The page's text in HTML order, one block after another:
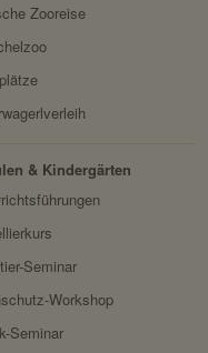
Zooreise
& Kindergärten
Seminar
Workshop
Seminar